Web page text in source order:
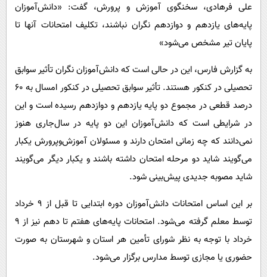
سلامت
فرهنگی
بین الملل
اجتماعی
آشپزی
علی فرهادی، سخنگوی آموزش و پرورش، گفت: «دانش‌آموزان
پایه‌های یازدهم و دوازدهم نگران نباشند، تکلیف امتحانات آنها تا
پایان تیر مشخص می‌شود»
به گزارش فارس، این در حالی است که دانش‌آموزان نگران تأثیر سوابق
تحصیلی در کنکور هستند. تأثیر سوابق تحصیلی در کنکور امسال به ۶۰
درصد قطعی در مجموع دو پایه یازدهم و دوازدهم رسیده است و این
در شرایطی است که دانش‌آموزان این دو پایه در سال‌جاری هنوز
نمی‌دانند که چه زمانی امتحان دارند و مسئولان آموزش‌وپرورش یکبار
می‌گویند شاید دو مرحله امتحان داشته باشند و یکبار دیگر می‌گویند
شاید مصوبه‌ جدیدی پیش‌بینی شود.
بر این اساس امتحانات دانش‌آموزان دوره ابتدایی تا قبل از ۹ خرداد
توسط معلم گرفته می‌شود. امتحانات پایه‌های هفتم تا دهم نیز از ۹
خرداد با توجه به نظر شورای تأمین هر استان و شهرستان به صورت
حضوری یا مجازی توسط مدارس برگزار می‌شود.